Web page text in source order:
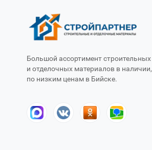
Большой ассортимент строительных
и отделочных материалов в наличии,
по низким ценам в Бийске.